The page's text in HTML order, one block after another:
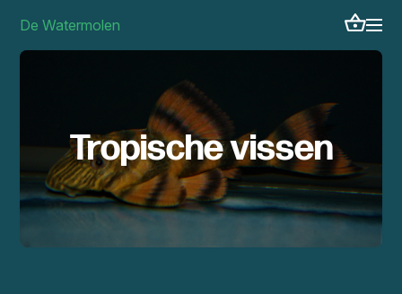
De Watermolen
Tropische vissen